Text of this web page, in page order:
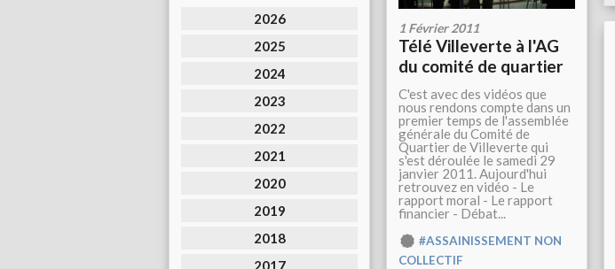
2026
2025
2024
2023
2022
2021
2020
2019
2018
2017
1 Février 2011
Télé Villeverte à l'AG
du comité de quartier
C'est avec des vidéos que
nous rendons compte dans un
premier temps de l'assemblée
générale du Comité de
Quartier de Villeverte qui
s'est déroulée le samedi 29
janvier 2011. Aujourd'hui
retrouvez en vidéo - Le
rapport moral - Le rapport
financier - Débat...
#ASSAINISSEMENT NON
COLLECTIF